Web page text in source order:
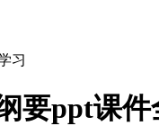
要ppt课件